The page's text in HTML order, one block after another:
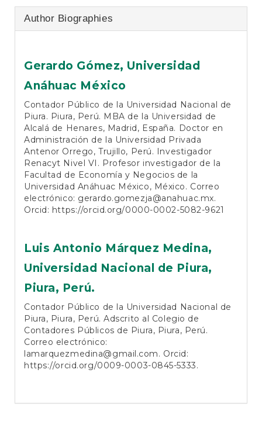
Author Biographies
Gerardo Gómez, Universidad
Anáhuac México
Contador Público de la Universidad Nacional de
Piura. Piura, Perú. MBA de la Universidad de
Alcalá de Henares, Madrid, España. Doctor en
Administración de la Universidad Privada
Antenor Orrego, Trujillo, Perú. Investigador
Renacyt Nivel VI. Profesor investigador de la
Facultad de Economía y Negocios de la
Universidad Anáhuac México, México. Correo
electrónico: gerardo.gomezja@anahuac.mx.
Orcid: https://orcid.org/0000-0002-5082-9621
Luis Antonio Márquez Medina,
Universidad Nacional de Piura,
Piura, Perú.
Contador Público de la Universidad Nacional de
Piura, Piura, Perú. Adscrito al Colegio de
Contadores Públicos de Piura, Piura, Perú.
Correo electrónico:
lamarquezmedina@gmail.com. Orcid:
https://orcid.org/0009-0003-0845-5333.